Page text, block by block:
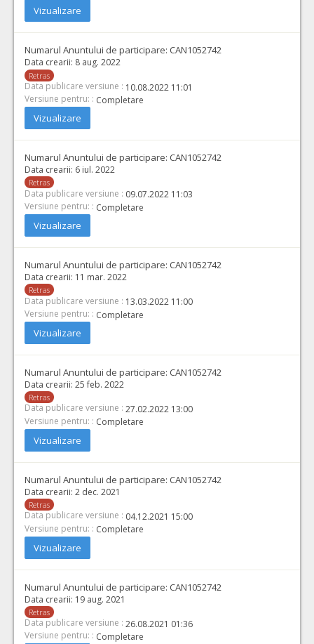
Vizualizare
Numarul Anuntului de participare: CAN1052742
Data crearii: 8 aug. 2022
Retras
Data publicare versiune : 10.08.2022 11:01
Versiune pentru: : Completare
Vizualizare
Numarul Anuntului de participare: CAN1052742
Data crearii: 6 iul. 2022
Retras
Data publicare versiune : 09.07.2022 11:03
Versiune pentru: : Completare
Vizualizare
Numarul Anuntului de participare: CAN1052742
Data crearii: 11 mar. 2022
Retras
Data publicare versiune : 13.03.2022 11:00
Versiune pentru: : Completare
Vizualizare
Numarul Anuntului de participare: CAN1052742
Data crearii: 25 feb. 2022
Retras
Data publicare versiune : 27.02.2022 13:00
Versiune pentru: : Completare
Vizualizare
Numarul Anuntului de participare: CAN1052742
Data crearii: 2 dec. 2021
Retras
Data publicare versiune : 04.12.2021 15:00
Versiune pentru: : Completare
Vizualizare
Numarul Anuntului de participare: CAN1052742
Data crearii: 19 aug. 2021
Retras
Data publicare versiune : 26.08.2021 01:36
Versiune pentru: : Completare